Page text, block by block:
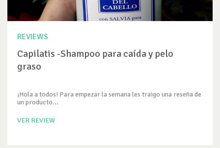
REVIEWS
Capilatis -Shampoo para caída y pelo
graso
¡Hola a todos! Para empezar la semana les traigo una reseña de
un producto...
VER REVIEW